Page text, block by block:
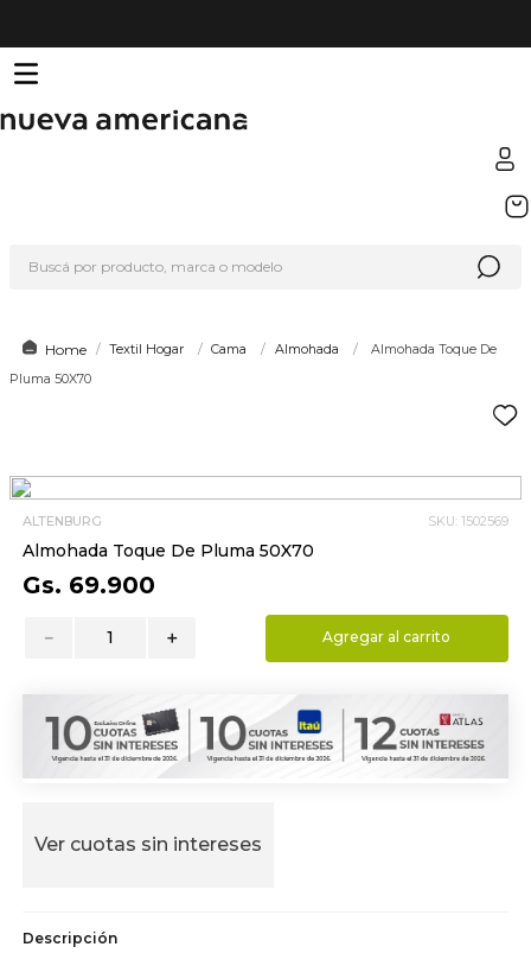
Textil Hogar Cama Almohada
Almohada Toque De
Pluma 50X70
ALTENBURG SKU: 1502569
Almohada Toque De Pluma 50X70
Gs. 69.900
＋
－ Agregar al carrito
Ver cuotas sin intereses
2.
nike
4.
lego
5.
cafetera
7.
organizador
8.
hydrate
9.
almohada
10. toalla